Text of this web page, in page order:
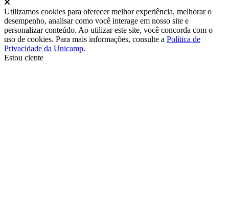
Utilizamos cookies para oferecer melhor experiência, melhorar o
desempenho, analisar como você interage em nosso site e
personalizar conteúdo. Ao utilizar este site, você concorda com o
uso de cookies. Para mais informações, consulte a Política de
Privacidade da Unicamp.
Estou ciente